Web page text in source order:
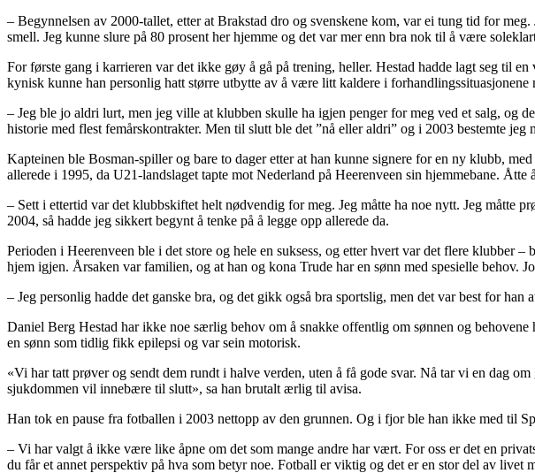
– Begynnelsen av 2000-tallet, etter at Brakstad dro og svenskene kom, var ei tung tid for
smell. Jeg kunne slure på 80 prosent her hjemme og det var mer enn bra nok til å være
For første gang i karrieren var det ikke gøy å gå på trening, heller. Hestad hadde lagt seg til
kynisk kunne han personlig hatt større utbytte av å være litt kaldere i forhandlingssituasjonene
– Jeg ble jo aldri lurt, men jeg ville at klubben skulle ha igjen penger for meg ved et salg, og
historie med flest femårskontrakter. Men til slutt ble det ”nå eller aldri” og i 2003 bestemte jeg
Kapteinen ble Bosman-spiller og bare to dager etter at han kunne signere for en ny klubb,
allerede i 1995, da U21-landslaget tapte mot Nederland på Heerenveen sin hjemmebane. Åtte
– Sett i ettertid var det klubbskiftet helt nødvendig for meg. Jeg måtte ha noe nytt. Jeg
2004, så hadde jeg sikkert begynt å tenke på å legge opp allerede da.
Perioden i Heerenveen ble i det store og hele en suksess, og etter hvert var det flere klubber
hjem igjen. Årsaken var familien, og at han og kona Trude har en sønn med spesielle behov.
– Jeg personlig hadde det ganske bra, og det gikk også bra sportslig, men det var best for
Daniel Berg Hestad har ikke noe særlig behov om å snakke offentlig om sønnen og
en sønn som tidlig fikk epilepsi og var sein motorisk.
«Vi har tatt prøver og sendt dem rundt i halve verden, uten å få gode svar. Nå tar vi en dag
sjukdommen vil innebære til slutt», sa han brutalt ærlig til avisa.
Han tok en pause fra fotballen i 2003 nettopp av den grunnen. Og i fjor ble han ikke med til
– Vi har valgt å ikke være like åpne om det som mange andre har vært. For oss er det en
du får et annet perspektiv på hva som betyr noe. Fotball er viktig og det er en stor del av livet